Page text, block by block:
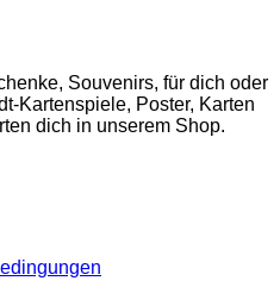
Souvenirs, für dich oder
Kartenspiele, Poster, Karten
dich in unserem Shop.